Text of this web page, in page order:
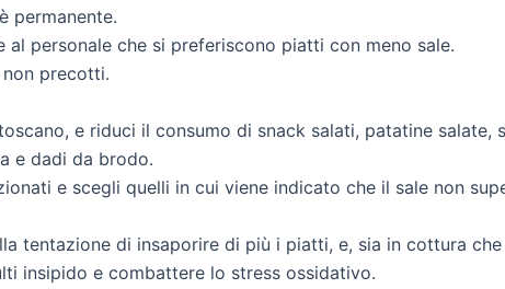
permanente.
al personale che si preferiscono piatti con meno sale.
precotti.
e riduci il consumo di snack salati, patatine salate,
e dadi da brodo.
e scegli quelli in cui viene indicato che il sale non
tentazione di insaporire di più i piatti, e, sia in cottura
insipido e combattere lo stress ossidativo.